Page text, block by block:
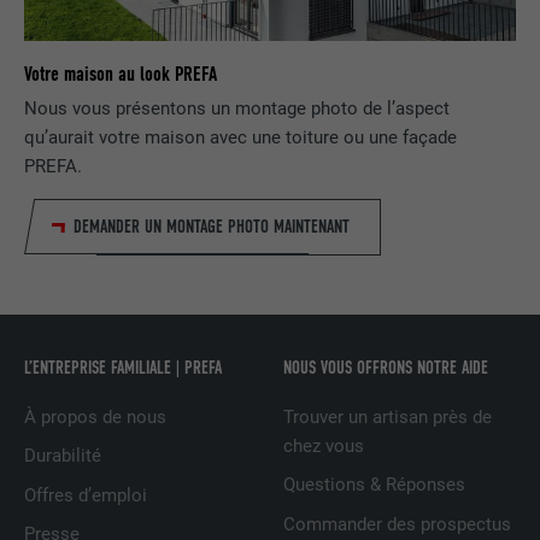
Votre maison au look PREFA
Nous vous présentons un montage photo de l’aspect
qu’aurait votre maison avec une toiture ou une façade
PREFA.
DEMANDER UN MONTAGE PHOTO MAINTENANT
L’ENTREPRISE FAMILIALE | PREFA
À propos de nous
Durabilité
Offres d’emploi
Presse
NOUS VOUS OFFRONS NOTRE AIDE
Trouver un artisan près de
chez vous
Questions & Réponses
Commander des prospectus
NOM _gid
FOURNISSEUR Google Universal Analytics
EXPIRATION 1 jour
UTILITÉ
pour générer des données statistiques
sur la manière dont l'utilisateur utilise le
site Internet.
EXPIRATION
UTILITÉ
Est placé afin de tester si le navigateur
autorise l'utilisation de cookies. Ne
recherche doivent être affichés par page
SafeSearch doit être activé ou non.
NOM
Enregistre la langue choisie par
NOM
FOURNISSEUR